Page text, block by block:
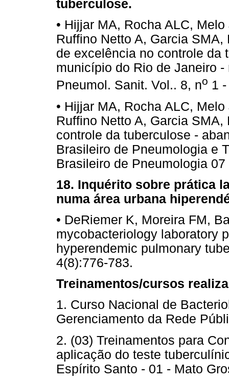
tuberculose.
• Hijjar MA, Rocha ALC,
Ruffino Netto A, Garcia
de excelência no controle da
município do Rio de Janeiro
Pneumol. Sanit. Vol.. 8, no 1
• Hijjar MA, Rocha ALC,
Ruffino Netto A, Garcia
controle da tuberculose -
Brasileiro de Pneumologia e
Brasileiro de Pneumologia
18. Inquérito sobre prática
numa área urbana
• DeRiemer K, Moreira FM,
mycobacteriology laboratory
hyperendemic pulmonary
4(8):776-783.
Treinamentos/cursos
1. Curso Nacional de
Gerenciamento da Rede
2. (03) Treinamentos para
aplicação do teste
Espírito Santo - 01 - Mato